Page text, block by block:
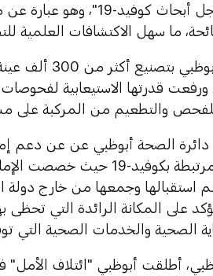
دائرة الصحة أبوظبي "سجل
ما سهل الاكتشافات العلمية
وإلى جانب ذلك،
2021، أعلنت دائرة الصحة أبوظبي عن عن
المرتبطة بكوفيد-19
استقبالها وجمعها من خارج دولة
على المكانة الرائدة التي
الصحية والخدمات الصحية التي